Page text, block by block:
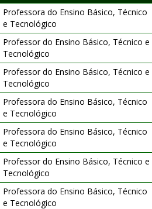
Professora do Ensino Básico, Técnico
e Tecnológico
Professor do Ensino Básico, Técnico e
Tecnológico
Professor do Ensino Básico, Técnico e
Tecnológico
Professora do Ensino Básico, Técnico
e Tecnológico
Professora do Ensino Básico, Técnico
e Tecnológico
Professor do Ensino Básico, Técnico e
Tecnológico
Professora do Ensino Básico, Técnico
e Tecnológico